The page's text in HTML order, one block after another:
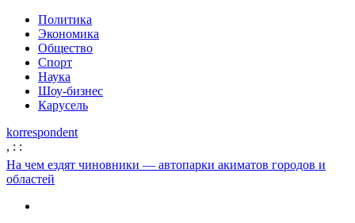
Политика
Экономика
Общество
Спорт
Наука
Шоу-бизнес
Карусель
korrespondent
, : :
На чем ездят чиновники — автопарки акиматов городов и
областей